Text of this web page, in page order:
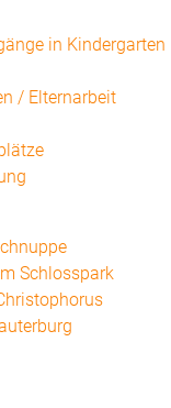
in Kindergarten
/ Elternarbeit
Schlosspark